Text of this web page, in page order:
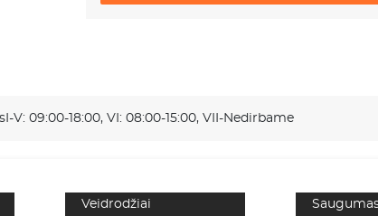
I-V: 09:00-18:00, VI: 08:00-15:00, VII-Nedirbame
Veidrodžiai